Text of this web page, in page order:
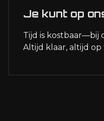
Je kunt op
Tijd is kostbaar—bij
Altijd klaar, altijd op